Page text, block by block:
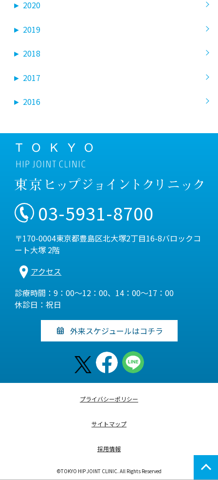
► 2020
► 2019
► 2018
► 2017
► 2016
03-5931-8700
〒170-0004東京都豊島区北大塚2丁目16-8バロックコ
ート大塚 2階
アクセス
診療時間：9：00～12：00、14：00～17：00
休診日：祝日
外来スケジュールはコチラ
プライバシーポリシー
サイトマップ
採用情報
©TOKYO HIP JOINT CLINIC. All Rights Reserved